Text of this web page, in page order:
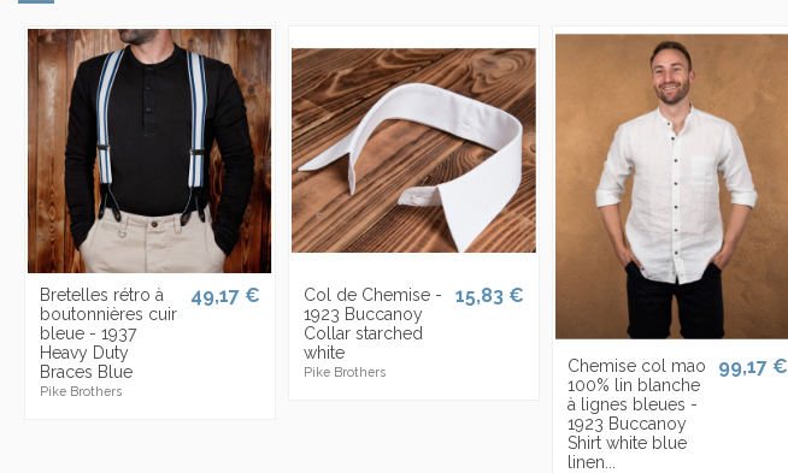
Bretelles rétro à
boutonnières cuir
bleue - 1937
Heavy Duty
Braces Blue
Pike Brothers
49,17 €
Col de Chemise -
1923 Buccanoy
Collar starched
white
Pike Brothers
15,83 €
Chemise col mao
100% lin blanche
à lignes bleues -
1923 Buccanoy
Shirt white blue
linen...
99,17 €